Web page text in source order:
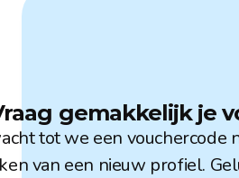
gemakkelijk je
tot we een
van een nieuw profiel.